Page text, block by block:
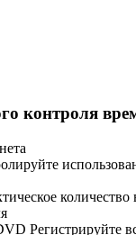
контроля
Регистрируйте